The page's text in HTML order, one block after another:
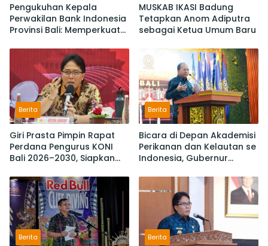
Pengukuhan Kepala
Perwakilan Bank Indonesia
Provinsi Bali: Memperkuat
Stabilitas dan Mendorong
Pertumbuhan Ekonomi Bali
MUSKAB IKASI Badung
Tetapkan Anom Adiputra
sebagai Ketua Umum Baru
Berita
Giri Prasta Pimpin Rapat
Perdana Pengurus KONI
Bali 2026–2030, Siapkan
hingga PON
Berita
Bicara di Depan Akademisi
Perikanan dan Kelautan se
Indonesia, Gubernur
Tradisional Bali
Berita Berita